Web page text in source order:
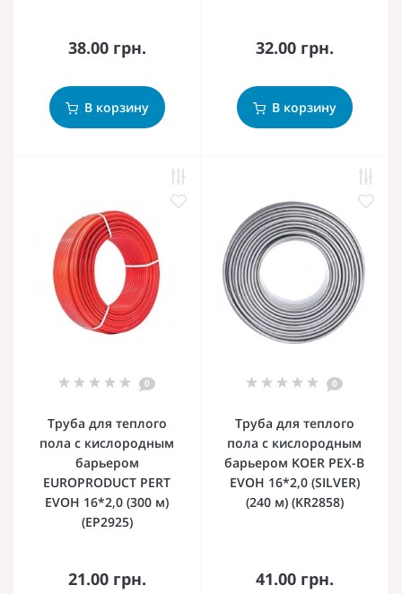
38.00 грн.
В корзину
32.00 грн.
В корзину
0
Труба для теплого
пола с кислородным
барьером
EUROPRODUCT PERT
EVOH 16*2,0 (300 м)
(EP2925)
21.00 грн.
0
Труба для теплого
пола с кислородным
барьером KOER PEX-B
EVOH 16*2,0 (SILVER)
(240 м) (KR2858)
41.00 грн.